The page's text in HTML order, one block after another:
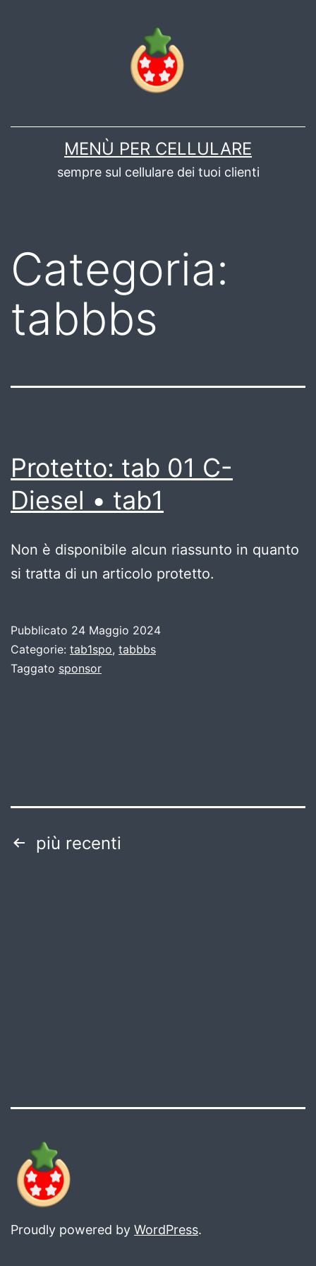
MENÙ PER CELLULARE
sempre sul cellulare dei tuoi clienti
Categoria:
tabbbs
Protetto: tab 01 C-
Diesel • tab1
Non è disponibile alcun riassunto in quanto
si tratta di un articolo protetto.
Pubblicato 24 Maggio 2024
Categorie: tab1spo, tabbbs
Taggato sponsor
Paginazione
più recenti
Proudly powered by WordPress.